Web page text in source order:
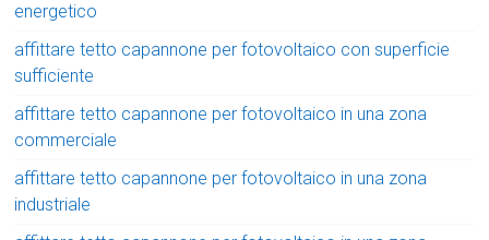
energetico
affittare tetto capannone per fotovoltaico con superficie
sufficiente
affittare tetto capannone per fotovoltaico in una zona
commerciale
affittare tetto capannone per fotovoltaico in una zona
industriale